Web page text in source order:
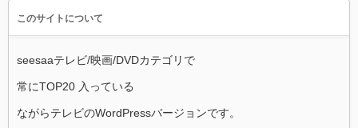
このサイトについて
seesaaテレビ/映画/DVDカテゴリで
常にTOP20 入っている
ながらテレビのWordPressバージョンです。